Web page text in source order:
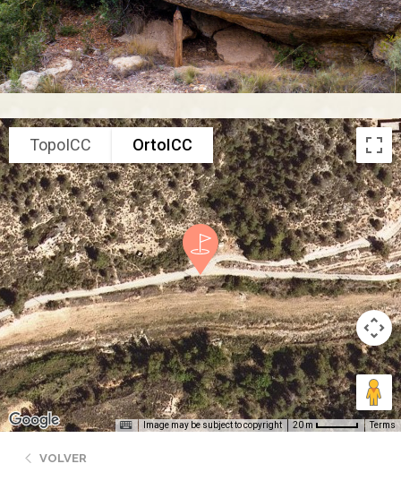
TopoICC OrtoICC
Image may be subject to copyright 20 m Terms
VOLVER